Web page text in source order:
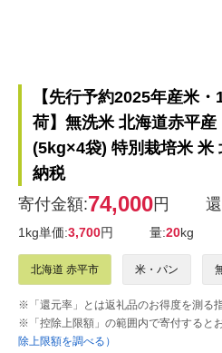
【先行予約2025年産米
荷】無洗米 北海道赤平
(5kg×4袋) 特別栽培米 米
納税
寄付金額:74,000円
1kg単価:3,700円 量:20kg
北海道 赤平市 米・パン
※「還元率」とは返礼品のお得度を測る
※「控除上限額」の範囲内で寄付すると
除上限額を調べる）